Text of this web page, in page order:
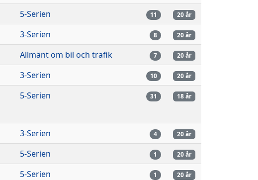
5-Serien 11 20 år
3-Serien 8 20 år
Allmänt om bil och trafik 7 20 år
3-Serien 10 20 år
5-Serien 31 18 år
3-Serien 4 20 år
5-Serien 1 20 år
5-Serien 1 20 år